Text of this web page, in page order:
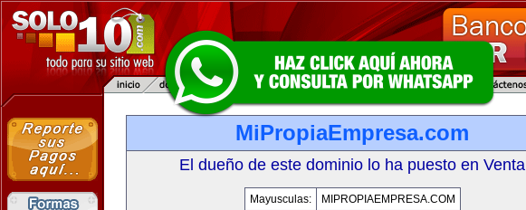
MiPropiaEmpresa.com
El dueño de este dominio lo ha puesto en Venta
Mayusculas:
MIPROPIAEMPRESA.COM